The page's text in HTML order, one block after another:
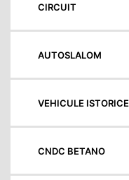
CIRCUIT
AUTOSLALOM
VEHICULE ISTORICE
CNDC BETANO